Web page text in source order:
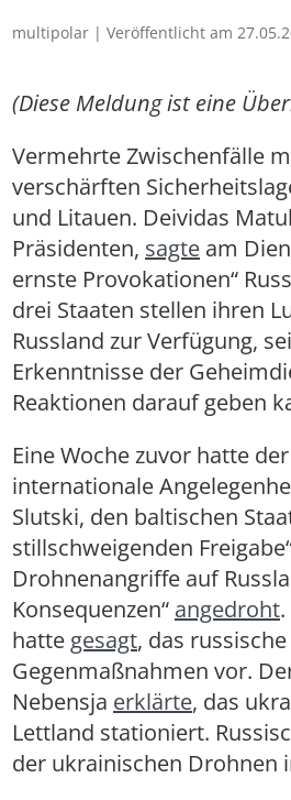
multipolar | Veröffentlicht am
(Diese Meldung ist eine
Vermehrte Zwischenfälle
verschärften
und Litauen. Deividas
Präsidenten, sagte am
ernste Provokationen“
drei Staaten stellen ihren
Russland zur Verfügung,
Erkenntnisse der
Reaktionen darauf geben
Eine Woche zuvor hatte
internationale
Slutski, den baltischen
stillschweigenden
Drohnenangriffe auf
Konsequenzen“ angedroht
hattegesagt, das
Gegenmaßnahmen vor.
Nebensja erklärte, das
Lettland stationiert.
der ukrainischen Drohnen